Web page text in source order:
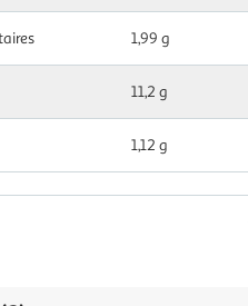
1,99 g
11,2 g
1,12 g